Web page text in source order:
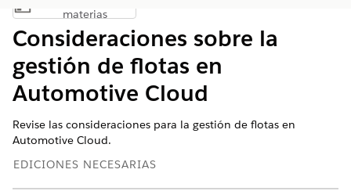
Mostrar índice de materias
materias
Consideraciones sobre la
gestión de flotas en
Automotive Cloud
Revise las consideraciones para la gestión de flotas en
Automotive Cloud.
EDICIONES NECESARIAS